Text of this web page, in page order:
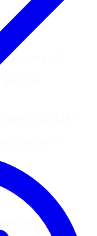
ansehen?
GALERIA